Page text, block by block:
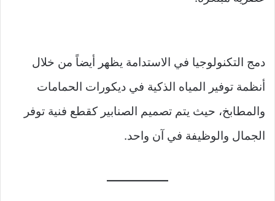
دمج التكنولوجيا في الاستدامة يظهر أيضاً من خلال
أنظمة توفير المياه الذكية في ديكورات الحمامات
والمطابخ، حيث يتم تصميم الصنابير كقطع فنية توفر
الجمال والوظيفة في آن واحد.